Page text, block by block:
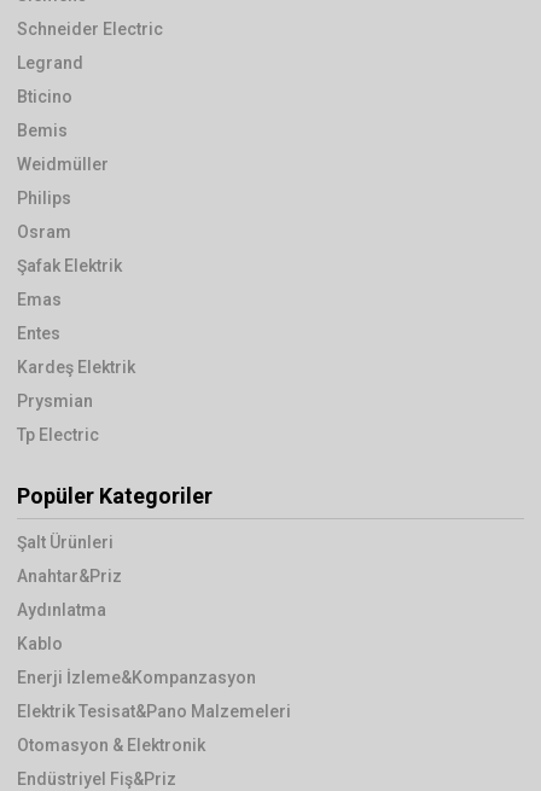
Schneider Electric
Legrand
Bticino
Bemis
Weidmüller
Philips
Osram
Şafak Elektrik
Emas
Entes
Kardeş Elektrik
Prysmian
Tp Electric
Popüler Kategoriler
Şalt Ürünleri
Anahtar&Priz
Aydınlatma
Kablo
Enerji İzleme&Kompanzasyon
Elektrik Tesisat&Pano Malzemeleri
Otomasyon & Elektronik
Endüstriyel Fiş&Priz